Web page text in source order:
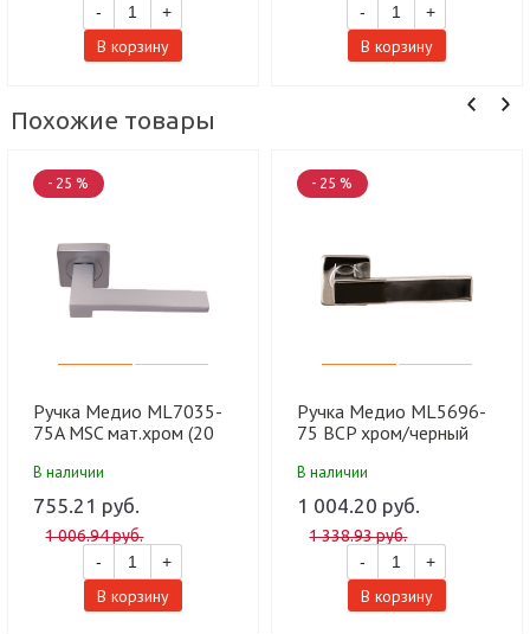
-
+
В корзину
-
+
В корзину
Похожие товары
- 25 %
Ручка Медио ML7035-
75A MSC мат.хром (20
В наличии
755.21 руб.
1 006.94 руб.
-
+
В корзину
- 25 %
Ручка Медио ML5696-
75 BCP хром/черный
В наличии
1 004.20 руб.
1 338.93 руб.
-
+
В корзину